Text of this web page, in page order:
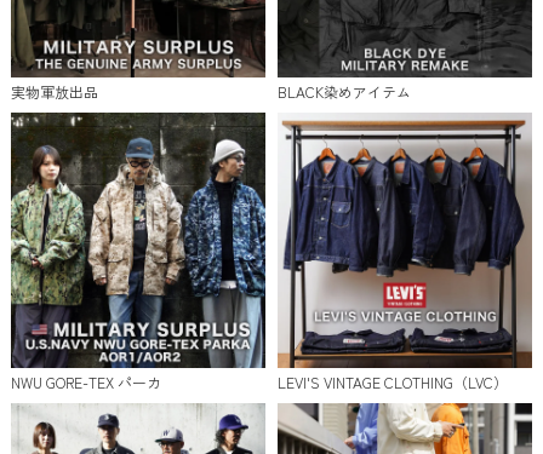
実物軍放出品 BLACK染めアイテム
NWU GORE-TEX パーカ LEVI'S VINTAGE CLOTHING（LVC）